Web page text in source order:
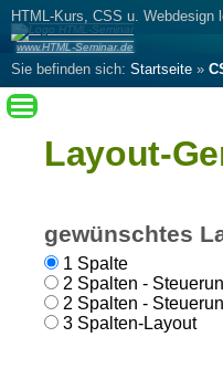
www.HTML-Seminar.de
HTML-Kurs, CSS u. Webdesign
Sie befinden sich: Startseite »
lernen
Layout-
gewünschtes
1 Spalte
2 Spalten -
2 Spalten -
3 Spalten-Layout